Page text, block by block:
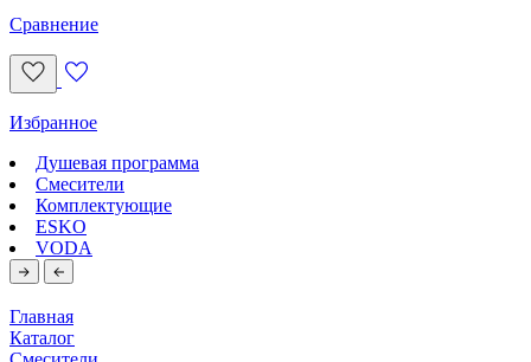
Сравнение
Избранное
Душевая программа
Смесители
Комплектующие
ESKO
VODA
Главная
Каталог